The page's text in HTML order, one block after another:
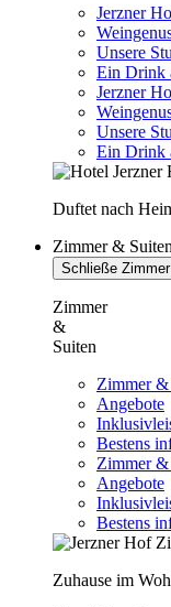
Jerzner
Unsere
Ein Drink
Jerzner
Unsere
Ein Drink
Duftet nach
Zimmer & Suiten
Schließe
Zimmer
&
Suiten
Zimmer &
Angebote
Bestens
Zimmer &
Angebote
Bestens
Zuhause im